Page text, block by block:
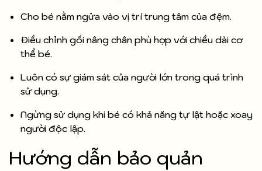
Cho bé nằm ngửa vào vị trí trung tâm của đệm.
Điều chỉnh gối nâng chân phù hợp với chiều dài cơ
thể bé.
Luôn có sự giám sát của người lớn trong quá trình
sử dụng.
Ngừng sử dụng khi bé có khả năng tự lật hoặc xoay
người độc lập.
Hướng dẫn bảo quản